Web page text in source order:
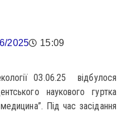
2025 15:09
03.06.25 відбулося
наукового гуртка
Під час засідання